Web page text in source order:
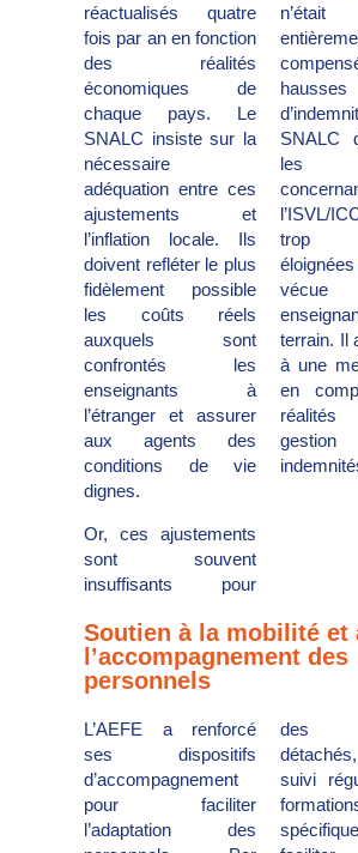
réactualisés quatre
fois par an en fonction
des réalités
économiques de
chaque pays. Le
SNALC insiste sur la
nécessaire
adéquation entre ces
ajustements et
l’inflation locale. Ils
doivent refléter le plus
fidèlement possible
les coûts réels
auxquels sont
confrontés les
enseignants à
l’étranger et assurer
aux agents des
conditions de vie
dignes.
Or, ces ajustements
sont souvent
insuffisants pour
hausses
SNALC
les
l’ISVL/
trop
terrain. Il
à une
en
Soutien à la mobilité et
l’accompagnement des
personnels
L’AEFE a renforcé
ses dispositifs
d’accompagnement
pour faciliter
l’adaptation des
des personnels
détachés, incluant un
suivi régulier et des
formations
spécifiques, pour